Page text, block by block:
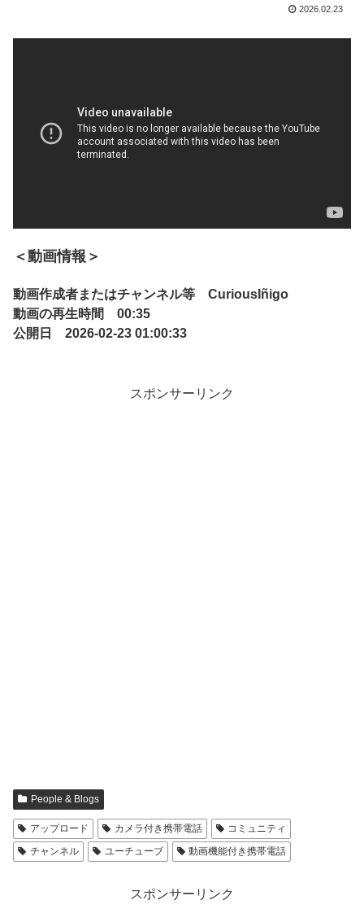
2026.02.23
＜動画情報＞
動画作成者またはチャンネル等 CuriousIñigo
動画の再生時間 00:35
公開日 2026-02-23 01:00:33
スポンサーリンク
People & Blogs
アップロード カメラ付き携帯電話
コミュニティ
チャンネル
ユーチューブ 動画機能付き携帯電話
スポンサーリンク